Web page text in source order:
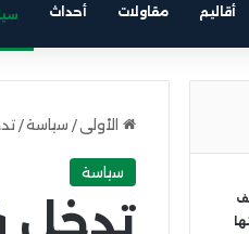
أقاليم مقاولات أحداث
الأولى / سياسة/
سياسة
تدخل
من 100 ألف